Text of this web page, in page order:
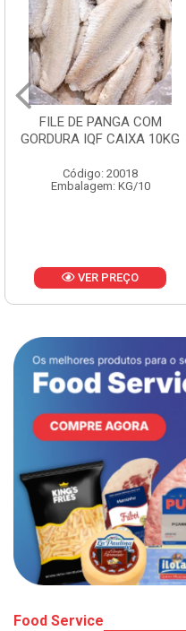
FILE DE PANGA SEMI
APARADO PACOTE 1KG
Código: 20019
Embalagem: KG/10
VER PREÇO
Food Service